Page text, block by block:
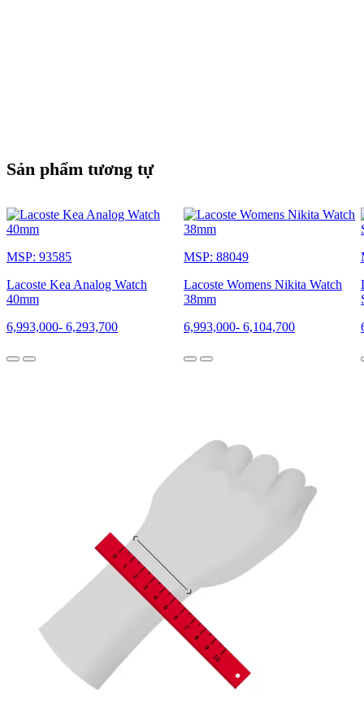
Sản phẩm tương tự
MSP: 93585
Lacoste Kea Analog Watch
40mm
6,993,000- 6,293,700
MSP: 88049
Lacoste Womens Nikita Watch
38mm
6,993,000- 6,104,700